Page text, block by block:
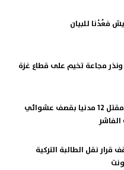
فعُدْنا للبيان
الجيش السوداني: مقتل 12 مدنيا بقصف عشوائي
قرار نقل الطالبة التركية